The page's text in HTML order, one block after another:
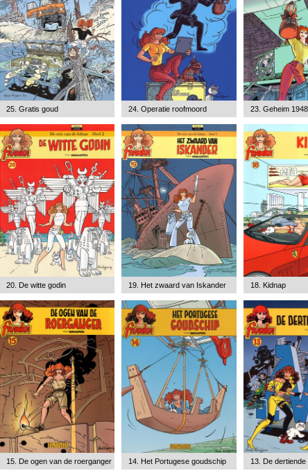
25. Gratis goud 24. Operatie roofmoord 23. Geheim 1948
20. De witte godin 19. Het zwaard van Iskander 18. Kidnap
15. De ogen van de roerganger 14. Het Portugese goudschip 13. De dertiende